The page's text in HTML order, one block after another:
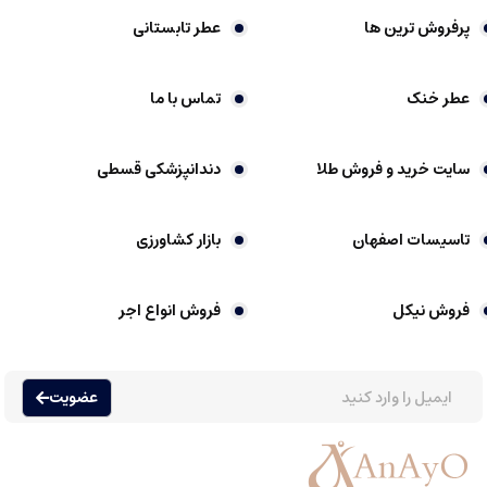
معایب:
در فضاهای گرم، ممکن است رایحه قوی و تند خیلی احساس شود
است که حس مردانگی و اعتماد به نفس را برمی انگیزد. این عطر برای مردانی که به
دنبال رایحه ای قوی، ماندگار و مناسب فصل های سرد هستند، گزینه ای مناسب و
عطرها یکی از قدیمی ترین و محبوب ترین وسایل آرایشی و بهداشتی در جهان هستند
که نقش مهمی در نشان دادن شخصیت، افزایش اعتماد به نفس و بهره مندی از رایحه
های مختلف دارند. عطرها عموما به دسته های متنوعی تقسیم می شوند، اما یکی از
پرفروش ترین ها عطر تابستانی
عطر خنک تماس با ما
سایت خرید و فروش طلا دندانپزشکی قسطی
تاسیسات اصفهان بازار کشاورزی
فروش نیکل فروش انواع اجر
عضویت